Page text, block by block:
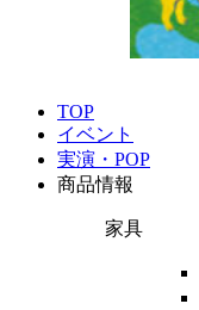
TOP
イベント
実演・POP
商品情報
家具